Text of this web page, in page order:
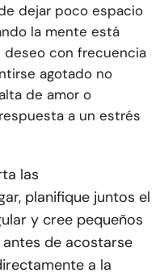
dejar poco espacio
la mente está
con frecuencia
agotado no
de amor o
a un estrés
las
planifique juntos el
y cree pequeños
de acostarse
a la